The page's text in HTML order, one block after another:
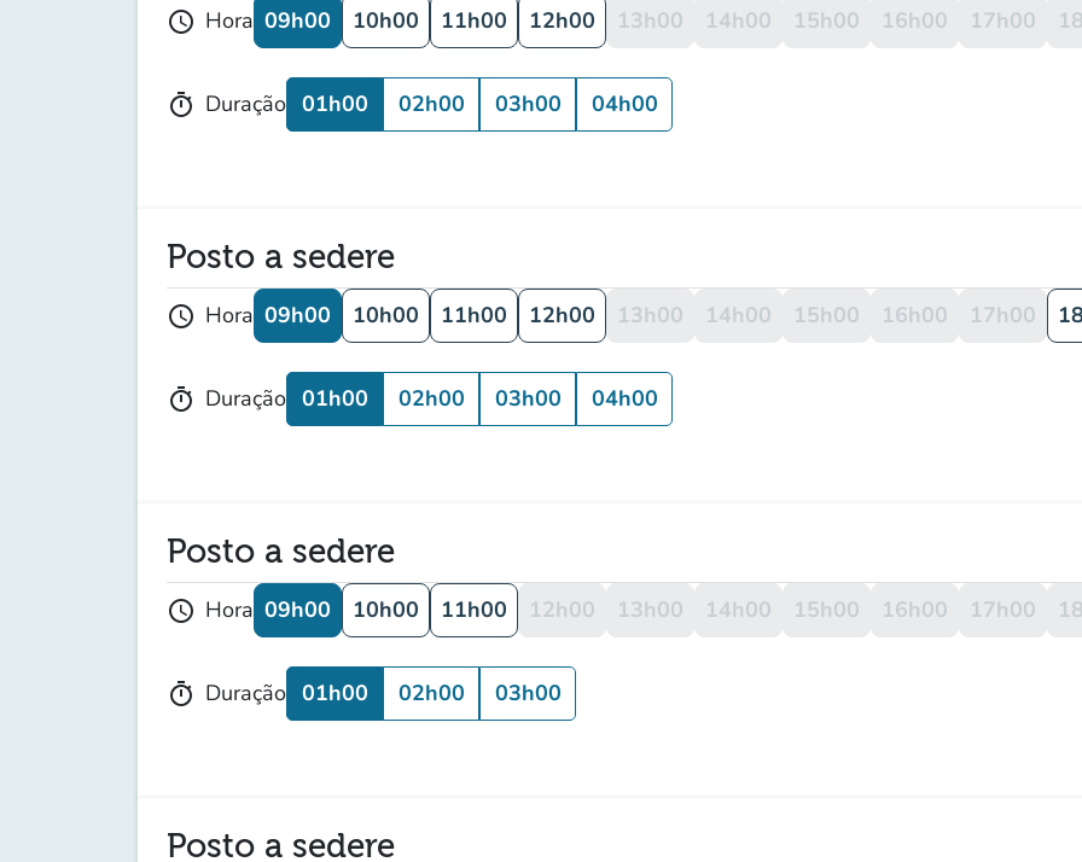
schedule Hora 09h00 10h00 11h00 12h00 13h00 14h00 15h00 16h00 17h00
timer Duração 01h00 02h00 03h00 04h00
Posto a sedere
schedule Hora 09h00 10h00 11h00 12h00 13h00 14h00 15h00 16h00 17h00
timer Duração 01h00 02h00 03h00 04h00
Posto a sedere
schedule Hora 09h00 10h00 11h00 12h00 13h00 14h00 15h00 16h00 17h00
timer Duração 01h00 02h00 03h00
Posto a sedere